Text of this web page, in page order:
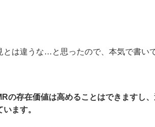
は違うな…と思ったので、本気で書い
の存在価値は高めることはできますし
ます。